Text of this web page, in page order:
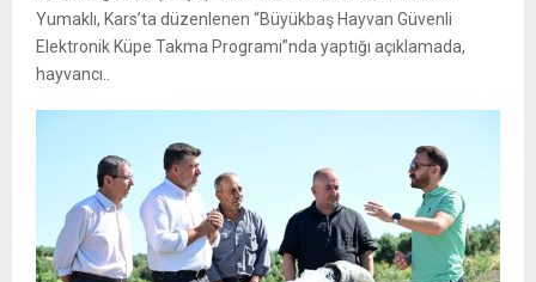
Yumaklı, Kars’ta düzenlenen “Büyükbaş Hayvan Güvenli
Elektronik Küpe Takma Programı”nda yaptığı açıklamada,
hayvancı..